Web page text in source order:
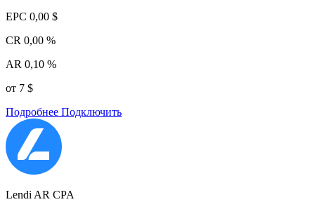
EPC 0,00 $
CR 0,00 %
AR 0,10 %
от 7 $
Подробнее Подключить
Lendi AR CPA